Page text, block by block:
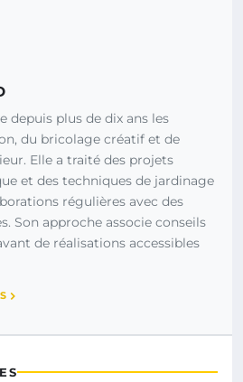
depuis plus de dix ans les
du bricolage créatif et de
Elle a traité des projets
et des techniques de jardinage
régulières avec des
Son approche associe conseils
de réalisations accessibles